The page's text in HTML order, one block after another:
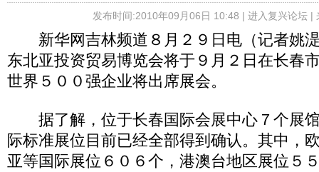
发布时间:2010年09月06日 10:48 | 进入复兴论坛|
新华网吉林频道８月２９日电（记者姚湜
东北亚投资贸易博览会将于９月２日在长春
世界５００强企业将出席展会。
据了解，位于长春国际会展中心７个展
际标准展位目前已经全部得到确认。其中，
亚等国际展位６０６个，港澳台地区展位５